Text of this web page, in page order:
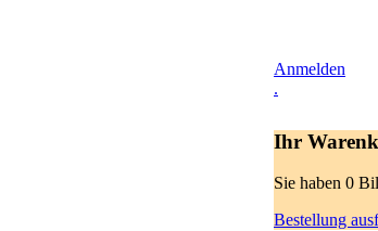
Anmelden
.
Ihr
Sie haben 0
Bestellung